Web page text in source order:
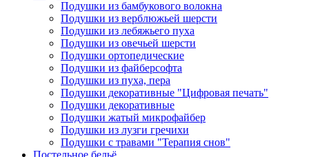
Подушки из бамбукового волокна
Подушки из верблюжьей шерсти
Подушки из лебяжьего пуха
Подушки из овечьей шерсти
Подушки ортопедические
Подушки из файберсофта
Подушки из пуха, пера
Подушки декоративные "Цифровая печать"
Подушки декоративные
Подушки жатый микрофайбер
Подушки из лузги гречихи
Подушки с травами "Терапия снов"
Постельное бельё